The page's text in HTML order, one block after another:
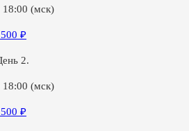
18:00 (мск)
500 ₽
2.
18:00 (мск)
500 ₽